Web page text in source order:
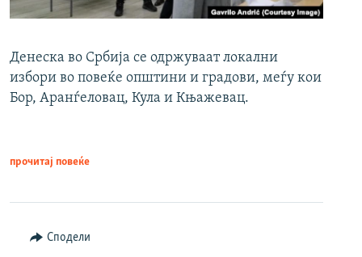
Денеска во Србија се одржуваат локални
избори во повеќе општини и градови, меѓу кои
Бор, Аранѓеловац, Кула и Књажевац.
прочитај повеќе
Сподели